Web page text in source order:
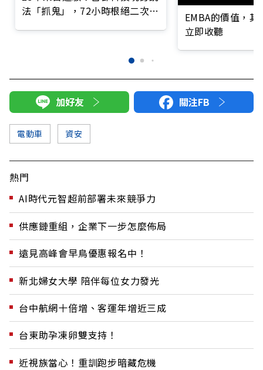
法「抓鬼」，72小時根絕二次攻
EMBA的價值，
立即收聽
加好友 關注FB
電動車 資安
熱門
AI時代元智超前部署未來競爭力
供應鏈重組，企業下一步怎麼佈局
遠見高峰會早鳥優惠報名中！
新北婦女大學 陪伴每位女力發光
台中航網十倍增、客運年增近三成
台東助孕凍卵雙支持！
近視族當心！重訓跑步暗藏危機